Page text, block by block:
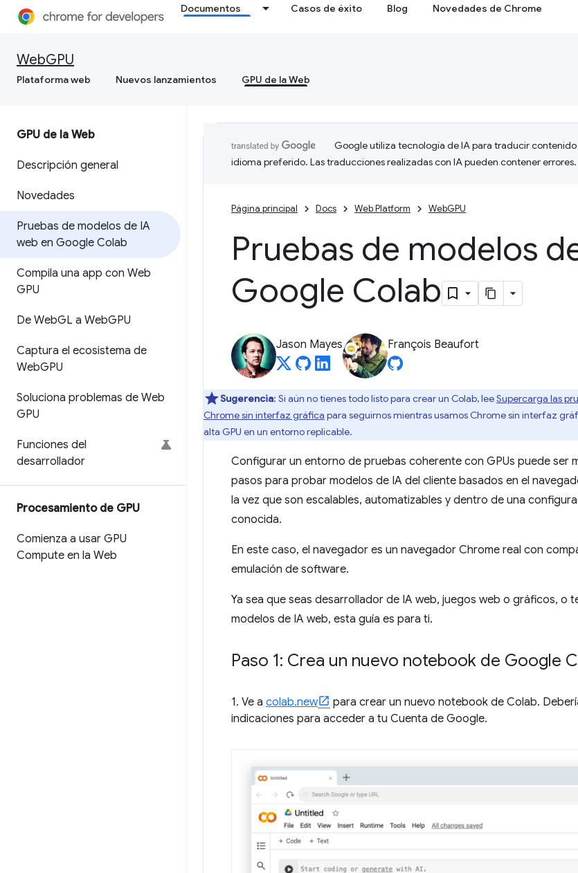
Documentos Casos de éxito Blog Novedades de Chrome
WebGPU
Plataforma web Nuevos lanzamientos GPU de la Web
GPU de la Web
Descripción general
Novedades
Pruebas de modelos de IA
web en Google Colab
Compila una app con Web
GPU
De WebGL a WebGPU
Captura el ecosistema de
WebGPU
Soluciona problemas de Web
GPU
Funciones del
desarrollador
Procesamiento de GPU
Comienza a usar GPU
Compute en la Web
Google utiliza tecnología de IA para traducir contenido
idioma preferido. Las traducciones realizadas con IA pueden contener errores.
Página principal Docs Web Platform WebGPU
Pruebas de modelos
Google Colab
Jason Mayes François Beaufort
Sugerencia: Si aún no tienes todo listo para crear un Colab, leeSupercarga las
Chrome sin interfaz gráfica para seguirnos mientras usamos Chrome sin interfaz
alta GPU en un entorno replicable.
Configurar un entorno de pruebas coherente con GPUs puede ser
pasos para probar modelos de IA del cliente basados en el
la vez que son escalables, automatizables y dentro de una
conocida.
En este caso, el navegador es un navegador Chrome real con
emulación de software.
Ya sea que seas desarrollador de IA web, juegos web o gráficos, o
modelos de IA web, esta guía es para ti.
Paso 1: Crea un nuevo notebook de Google
1. Ve a colab.new
para crear un nuevo notebook de Colab.
indicaciones para acceder a tu Cuenta de Google.